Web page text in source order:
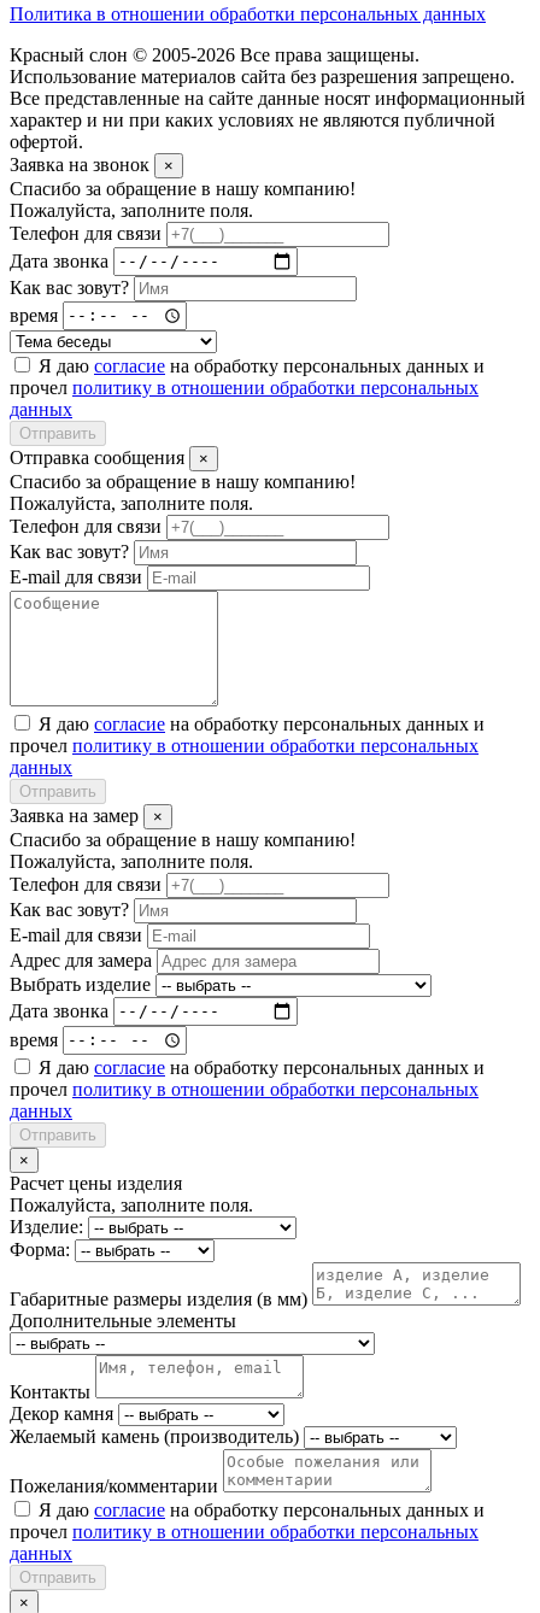
Политика в отношении обработки персональных данных
Красный слон © 2005-2026 Все права защищены.
Использование материалов сайта без разрешения запрещено.
Все представленные на сайте данные носят информационный
характер и ни при каких условиях не являются публичной
офертой.
Заявка на звонок
×
Спасибо за обращение в нашу компанию!
Пожалуйста, заполните поля.
Телефон для связи
Дата звонка
Как вас зовут?
время
Я даю согласие на обработку персональных данных и
прочел политику в отношении обработки персональных
данных
Отправить
Отправка сообщения ×
Спасибо за обращение в нашу компанию!
Пожалуйста, заполните поля.
Телефон для связи
Как вас зовут?
E-mail для связи
Я даю согласие на обработку персональных данных и
прочел политику в отношении обработки персональных
данных
Отправить
Заявка на замер ×
Спасибо за обращение в нашу компанию!
Пожалуйста, заполните поля.
Телефон для связи
Как вас зовут?
E-mail для связи
Адрес для замера
Выбрать изделие
Дата звонка
время
Я даю согласие на обработку персональных данных и
прочел политику в отношении обработки персональных
данных
Отправить
×
Расчет цены изделия
Пожалуйста, заполните поля.
Изделие:
Форма:
Габаритные размеры изделия (в мм)
Дополнительные элементы
Контакты
Декор камня
Желаемый камень (производитель)
Пожелания/комментарии
Я даю согласие на обработку персональных данных и
прочел политику в отношении обработки персональных
данных
Отправить
×